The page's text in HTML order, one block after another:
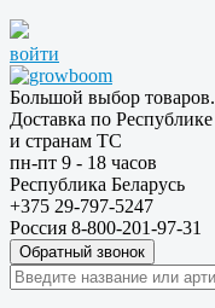
войти
Большой выбор товаров.
Доставка по
и странам ТС
пн-пт 9 - 18 часов
Республика Беларусь
+375 29-797-5247
Россия 8-800-201-97-31
Обратный звонок